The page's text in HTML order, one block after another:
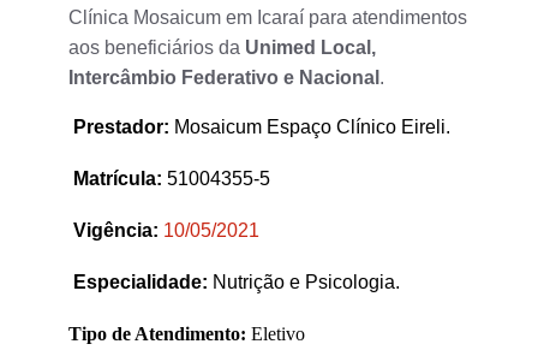
Clínica Mosaicum em Icaraí para atendimentos
aos beneficiários da Unimed Local,
Intercâmbio Federativo e Nacional .
Prestador: Mosaicum Espaço Clínico Eireli.
Matrícula: 51004355-5
Vigência: 10/05/2021
Especialidade: Nutrição e Psicologia.
Tipo de Atendimento: Eletivo